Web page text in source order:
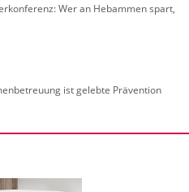
Wer an Heb­am­men spart,
ist ge­leb­te Prä­ven­ti­on